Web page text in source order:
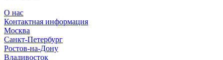
О нас
Контактная информация
Москва
Санкт-Петербург
Ростов-на-Дону
Владивосток